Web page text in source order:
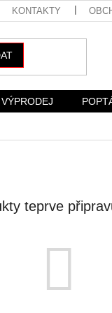
KONTAKTY
VÝPRODEJ
teprve